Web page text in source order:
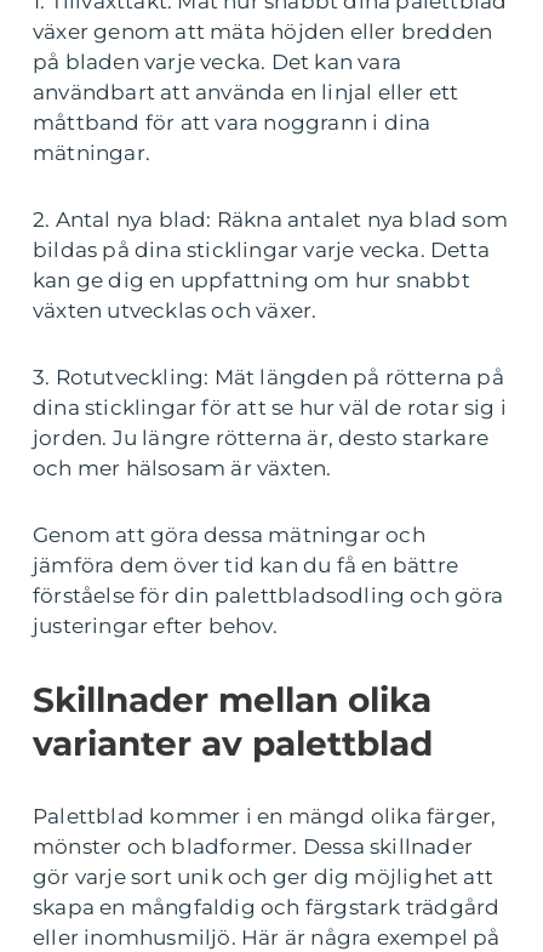
växer genom att mäta höjden eller bredden
på bladen varje vecka. Det kan vara
användbart att använda en linjal eller ett
måttband för att vara noggrann i dina
mätningar.
2. Antal nya blad: Räkna antalet nya blad som
bildas på dina sticklingar varje vecka. Detta
kan ge dig en uppfattning om hur snabbt
växten utvecklas och växer.
3. Rotutveckling: Mät längden på rötterna på
dina sticklingar för att se hur väl de rotar sig i
jorden. Ju längre rötterna är, desto starkare
och mer hälsosam är växten.
Genom att göra dessa mätningar och
jämföra dem över tid kan du få en bättre
förståelse för din palettbladsodling och göra
justeringar efter behov.
Skillnader mellan olika
varianter av palettblad
Palettblad kommer i en mängd olika färger,
mönster och bladformer. Dessa skillnader
gör varje sort unik och ger dig möjlighet att
skapa en mångfaldig och färgstark trädgård
eller inomhusmiljö. Här är några exempel på